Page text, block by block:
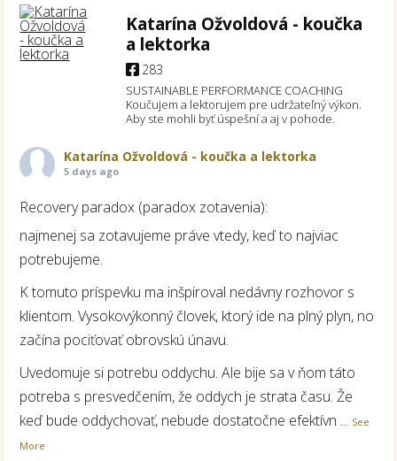
Katarína Ožvoldová - koučka
a lektorka
283
SUSTAINABLE PERFORMANCE COACHING
Koučujem a lektorujem pre udržateľný výkon.
Aby ste mohli byť úspešní a aj v pohode.
Katarína Ožvoldová - koučka a lektorka
5 days ago
Recovery paradox (paradox zotavenia):
najmenej sa zotavujeme práve vtedy, keď to najviac
potrebujeme.
K tomuto príspevku ma inšpiroval nedávny rozhovor s
klientom. Vysokovýkonný človek, ktorý ide na plný plyn, no
začína pociťovať obrovskú únavu.
Uvedomuje si potrebu oddychu. Ale bije sa v ňom táto
potreba s presvedčením, že oddych je strata času. Že
keď bude oddychovať, nebude dostatočne efektívn ... See
More